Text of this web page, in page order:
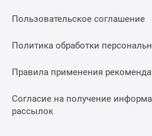
Пользовательское соглашение
Политика обработки
Правила применения
Согласие на получение
рассылок